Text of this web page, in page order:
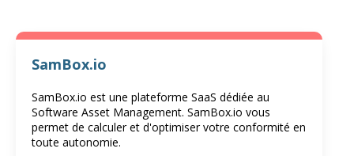
SamBox.io
SamBox.io est une plateforme SaaS dédiée au
Software Asset Management. SamBox.io vous
permet de calculer et d'optimiser votre conformité en
toute autonomie.